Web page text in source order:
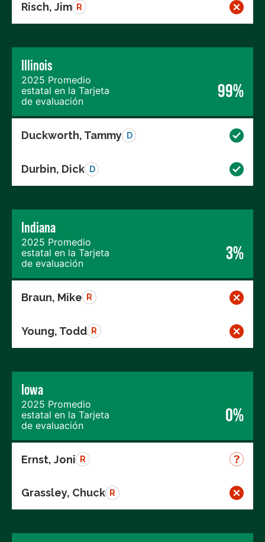
Risch, Jim R
Illinois
2025 Promedio
estatal en la Tarjeta
de evaluación
99%
Duckworth, Tammy D
Durbin, Dick D
Indiana
2025 Promedio
estatal en la Tarjeta
de evaluación
3%
Braun, Mike R
Young, Todd R
Iowa
2025 Promedio
estatal en la Tarjeta
de evaluación
0%
Ernst, Joni R
Grassley, Chuck R